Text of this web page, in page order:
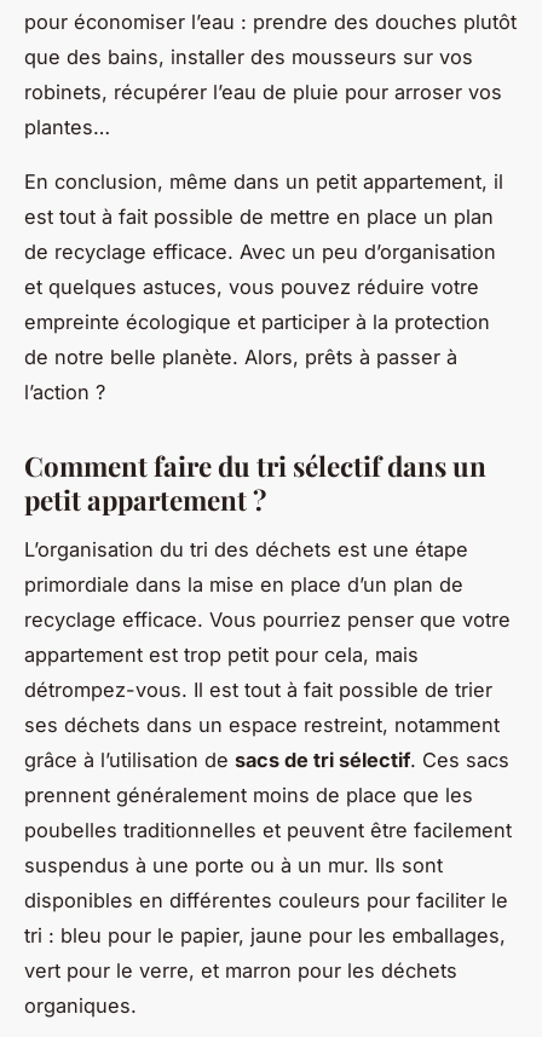
pour économiser l’eau : prendre des douches plutôt
que des bains, installer des mousseurs sur vos
robinets, récupérer l’eau de pluie pour arroser vos
plantes…
En conclusion, même dans un petit appartement, il
est tout à fait possible de mettre en place un plan
de recyclage efficace. Avec un peu d’organisation
et quelques astuces, vous pouvez réduire votre
empreinte écologique et participer à la protection
de notre belle planète. Alors, prêts à passer à
l’action ?
Comment faire du tri sélectif dans un
petit appartement ?
L’organisation du tri des déchets est une étape
primordiale dans la mise en place d’un plan de
recyclage efficace. Vous pourriez penser que votre
appartement est trop petit pour cela, mais
détrompez-vous. Il est tout à fait possible de trier
ses déchets dans un espace restreint, notamment
grâce à l’utilisation de sacs de tri sélectif. Ces sacs
prennent généralement moins de place que les
poubelles traditionnelles et peuvent être facilement
suspendus à une porte ou à un mur. Ils sont
disponibles en différentes couleurs pour faciliter le
tri : bleu pour le papier, jaune pour les emballages,
vert pour le verre, et marron pour les déchets
organiques.